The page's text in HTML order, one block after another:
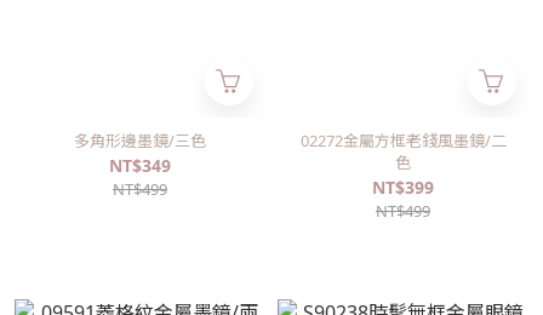
多角形邊墨鏡/三色
NT$349
NT$499
02272金屬方框老錢風墨鏡/二
色
NT$399
NT$499